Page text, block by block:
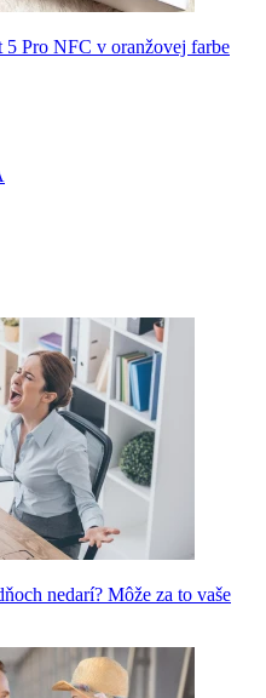
Pro NFC v oranžovej farbe
nedarí? Môže za to vaše